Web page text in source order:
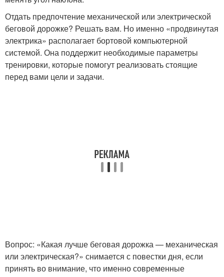
Отдать предпочтение механической или электрической
беговой дорожке? Решать вам. Но именно «продвинутая
электрика» располагает бортовой компьютерной
системой. Она поддержит необходимые параметры
тренировки, которые помогут реализовать стоящие
перед вами цели и задачи.
Вопрос: «Какая лучше беговая дорожка — механическая
или электрическая?» снимается с повестки дня, если
принять во внимание, что именно современные